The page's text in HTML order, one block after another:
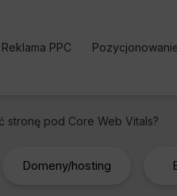
Reklama PPC
Google Ads cennik
stronę pod Core Web Vitals?
Domeny/hosting